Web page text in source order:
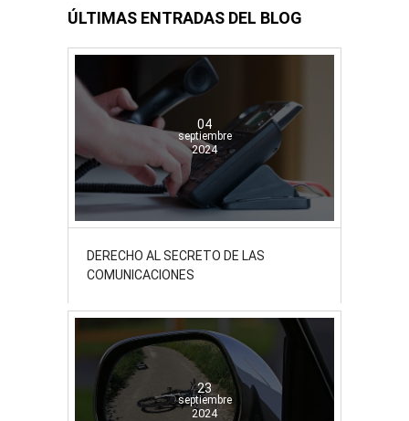
ÚLTIMAS ENTRADAS DEL BLOG
04
septiembre
2024
DERECHO AL SECRETO DE LAS
COMUNICACIONES
23
septiembre
2024